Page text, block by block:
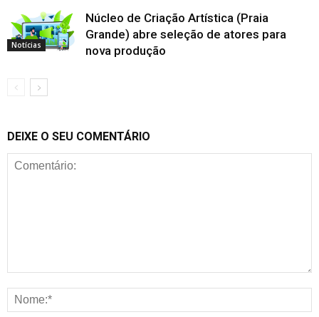
Notícias
Núcleo de Criação Artística (Praia
Grande) abre seleção de atores para
nova produção
DEIXE O SEU COMENTÁRIO